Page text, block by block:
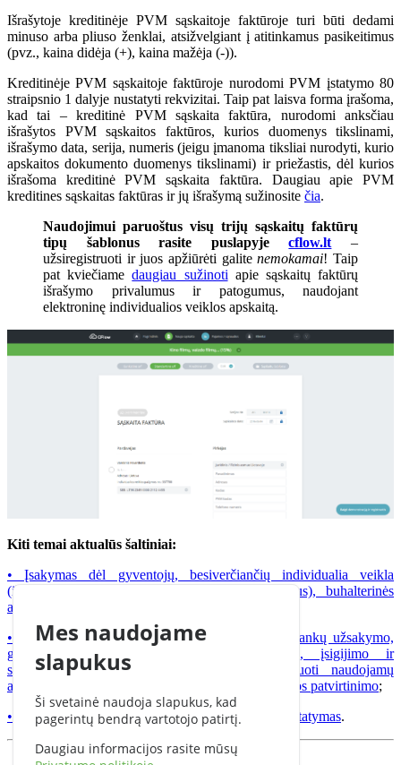
Išrašytoje kreditinėje PVM sąskaitoje faktūroje turi būti dedami
minuso arba pliuso ženklai, atsižvelgiant į atitinkamus pasikeitimus
(pvz., kaina didėja (+), kaina mažėja (-)).
Kreditinėje PVM sąskaitoje faktūroje nurodomi PVM įstatymo 80
straipsnio 1 dalyje nustatyti rekvizitai. Taip pat laisva forma įrašoma,
kad tai – kreditinė PVM sąskaita faktūra, nurodomi anksčiau
išrašytos PVM sąskaitos faktūros, kurios duomenys tikslinami,
išrašymo data, serija, numeris (jeigu įmanoma tiksliai nurodyti, kurio
apskaitos dokumento duomenys tikslinami) ir priežastis, dėl kurios
išrašoma kreditinė PVM sąskaita faktūra. Daugiau apie PVM
kreditines sąskaitas faktūras ir jų išrašymą sužinosite čia.
Naudojimui paruoštus visų trijų sąskaitų faktūrų
tipų šablonus rasite puslapyjecflow.lt
–
užsiregistruoti ir juos apžiūrėti galitenemokamai! Taip
pat kviečiamedaugiau sužinoti apie sąskaitų faktūrų
išrašymo privalumus ir patogumus, naudojant
elektroninę individualios veiklos apskaitą.
Kiti temai aktualūs šaltiniai:
• Įsakymas dėl gyventojų, besiverčiančių individualia veikla
(išskyrus gyventojus, įsigijusius verslo liudijimus), buhalterinės
apskaitos taisyklių patvirtinimo
• Nutarimas dėl specialių apskaitos dokumentų blankų užsakymo,
gamybos, technologinės apsaugos, platinimo, įsigijimo ir
sunaikinimo tvarkos bei mokesčiams apskaičiuoti naudojamų
apskaitos dokumentų išrašymo ir pripažinimo tvarkos patvirtinimo;
• Lietuvos respublikos pridėtinės vertės mokesčio įstatymas.
Mes naudojame
slapukus
Ši svetainė naudoja slapukus, kad
pagerintų bendrą vartotojo patirtį.
Daugiau informacijos rasite mūsų